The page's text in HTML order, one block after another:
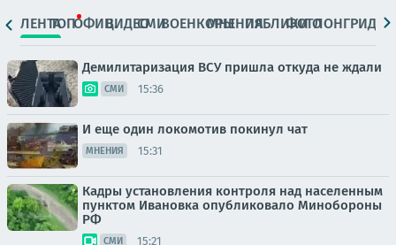
ЛЕНТАТОПОФИЦ.ВИДЕОСМИВОЕНКОРЫМНЕНИЯПАБЛИКИ
ФОТОЛОНГРИДЫ
Демилитаризация ВСУ пришла откуда не ждали
СМИ 15:36
И еще один локомотив покинул чат
МНЕНИЯ 15:31
Кадры установления контроля над населенным
пунктом Ивановка опубликовало Минобороны
РФ
СМИ 15:21